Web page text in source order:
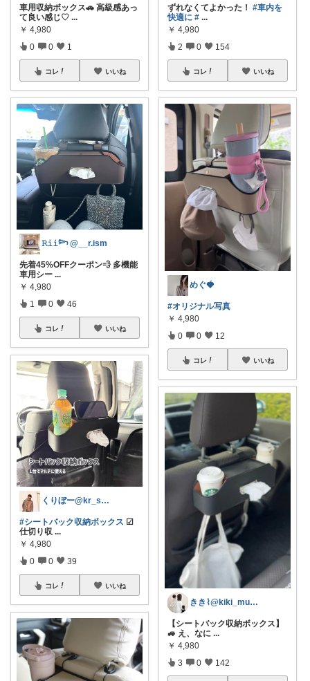
車用収納ボックス🚗 高級感あっ
て良い感じ♡ ...
￥ 4,980
0 0 1
コレ いいね
𝚁𝚒𝚒𓆸 @__r.ism
先着45%OFFクーポン💨 多機能
車用シー ...
￥ 4,980
1 0 46
コレ いいね
くりぼー@kr_simple_life
#シートバック収納ボックス ☑︎
仕切り収 ...
￥ 4,980
0 0 39
コレ いいね
ずれなくてよかった！ #車内を
快適に # ...
￥ 4,980
2 0 154
コレ いいね
めぐ🍓
#オリジナル写真
￥ 4,980
0 0 12
コレ いいね
きき⌇@kiki_mum_
【シートバック収納ボックス】
🚙 え、なに ...
￥ 4,980
3 0 142